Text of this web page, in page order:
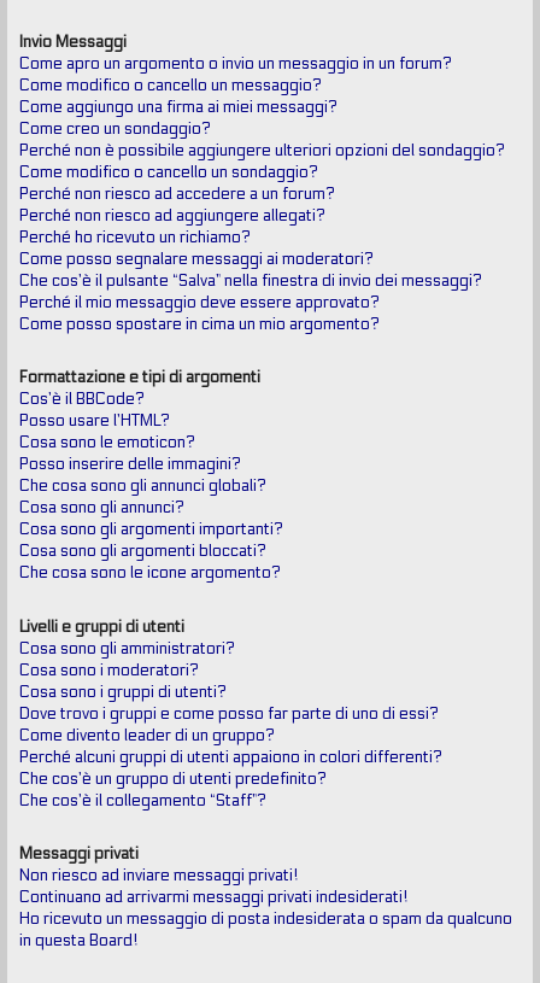
Invio Messaggi
Come apro un argomento o invio un messaggio in un forum?
Come modifico o cancello un messaggio?
Come aggiungo una firma ai miei messaggi?
Come creo un sondaggio?
Perché non è possibile aggiungere ulteriori opzioni del sondaggio?
Come modifico o cancello un sondaggio?
Perché non riesco ad accedere a un forum?
Perché non riesco ad aggiungere allegati?
Perché ho ricevuto un richiamo?
Come posso segnalare messaggi ai moderatori?
Che cos’è il pulsante “Salva” nella finestra di invio dei messaggi?
Perché il mio messaggio deve essere approvato?
Come posso spostare in cima un mio argomento?
Formattazione e tipi di argomenti
Cos’è il BBCode?
Posso usare l’HTML?
Cosa sono le emoticon?
Posso inserire delle immagini?
Che cosa sono gli annunci globali?
Cosa sono gli annunci?
Cosa sono gli argomenti importanti?
Cosa sono gli argomenti bloccati?
Che cosa sono le icone argomento?
Livelli e gruppi di utenti
Cosa sono gli amministratori?
Cosa sono i moderatori?
Cosa sono i gruppi di utenti?
Dove trovo i gruppi e come posso far parte di uno di essi?
Come divento leader di un gruppo?
Perché alcuni gruppi di utenti appaiono in colori differenti?
Che cos’è un gruppo di utenti predefinito?
Che cos’è il collegamento “Staff”?
Messaggi privati
Non riesco ad inviare messaggi privati!
Continuano ad arrivarmi messaggi privati indesiderati!
Ho ricevuto un messaggio di posta indesiderata o spam da qualcuno
in questa Board!